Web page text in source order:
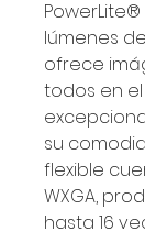
PowerLite®
lúmenes de
ofrece
todos en
su
flexible
WXGA,
hasta 16